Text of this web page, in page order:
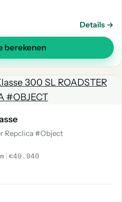
Details →
berekenen
Repclica #Object
|€49.940